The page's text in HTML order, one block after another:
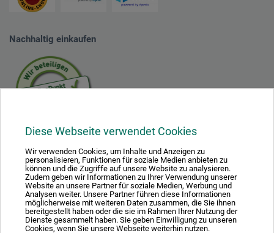
Diese Webseite verwendet Cookies
Wir verwenden Cookies, um Inhalte und Anzeigen zu
personalisieren, Funktionen für soziale Medien anbieten zu
können und die Zugriffe auf unsere Website zu analysieren.
Zudem geben wir Informationen zu Ihrer Verwendung unserer
Website an unsere Partner für soziale Medien, Werbung und
Analysen weiter. Unsere Partner führen diese Informationen
möglicherweise mit weiteren Daten zusammen, die Sie ihnen
bereitgestellt haben oder die sie im Rahmen Ihrer Nutzung der
Dienste gesammelt haben. Sie geben Einwilligung zu unseren
Cookies, wenn Sie unsere Webseite weiterhin nutzen.
Nachhaltig einkaufen
Duales System Deutschland GmbH sind und unsere Verkaufsverpackungen
für Deutschland am dualen System Der Grüne Punkt beteiligen.
Weitere Informationen zu unserer Teilnahme können Sie diesemZertifikat
entnehmen.
Zahlungsarten im Onlineshop